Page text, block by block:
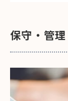
保守・管理